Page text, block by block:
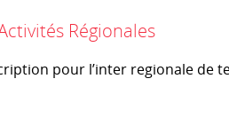
Régionales
pour l’inter regionale de